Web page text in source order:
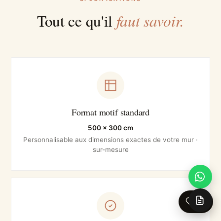
Tout ce qu'il faut savoir.
Format motif standard
500 × 300 cm
Personnalisable aux dimensions exactes de votre mur ·
sur-mesure
0